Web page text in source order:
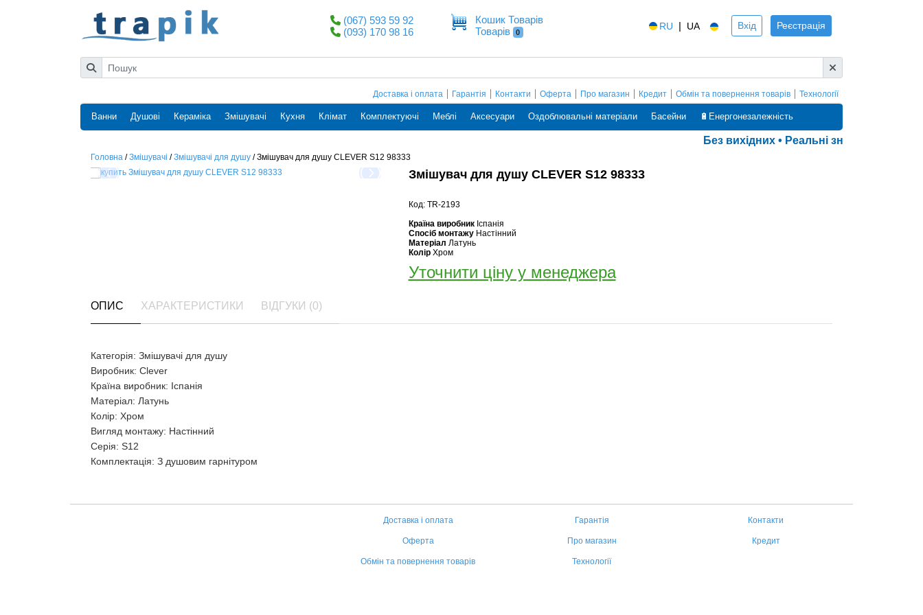
(067) 593 59 92
(093) 170 98 16
Кошик Товарів
Товарів
0
RU | UA Вхід Реєстрація
Доставка і оплата Гарантія Контакти Оферта Про магазин Кредит Обмін та повернення товарів Технології
Ванни Душові Кераміка Змішувачі Кухня Клімат Комплектуючі Меблі Аксесуари Оздоблювальні матеріали Басейни 🔋Енергонезалежність
Без вихідних • Реальні знижки •
Головна /Змішувачі /Змішувачі для душу /Змішувач для душу CLEVER S12 98333
Змішувач для душу CLEVER S12 98333
Код: TR-2193
Країна виробник Іспанія
Спосіб монтажу Настінний
Матеріал Латунь
Колір Хром
Уточнити ціну у менеджера
ОПИС ХАРАКТЕРИСТИКИ ВІДГУКИ (0)
Категорія: Змішувачі для душу
Виробник: Clever
Країна виробник: Іспанія
Матеріал: Латунь
Колір: Хром
Вигляд монтажу: Настінний
Серія: S12
Комплектація: З душовим гарнітуром
Доставка і оплата Гарантія Контакти
Оферта Про магазин Кредит
Обмін та повернення товарів Технології